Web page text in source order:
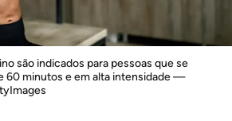
são indicados para pessoas que se
60 minutos e em alta intensidade —